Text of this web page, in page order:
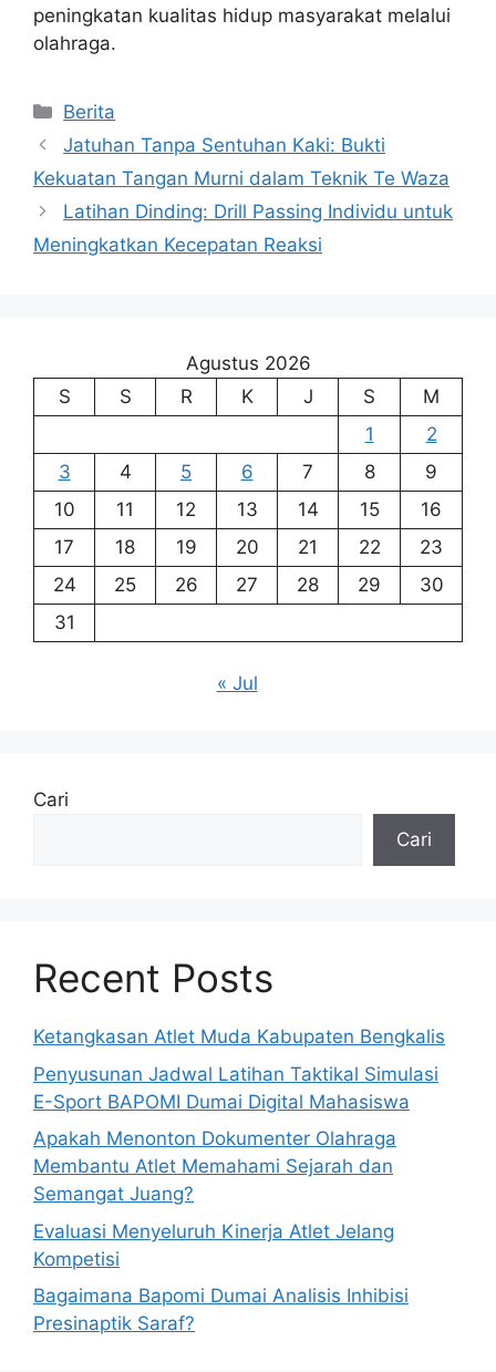
peningkatan kualitas hidup masyarakat melalui
olahraga.
Kategori
Berita
Jatuhan Tanpa Sentuhan Kaki: Bukti
Kekuatan Tangan Murni dalam Teknik Te Waza
Latihan Dinding: Drill Passing Individu untuk
Meningkatkan Kecepatan Reaksi
Agustus 2026
S
S R K J S
M
1
2
3
4 5 6 7 8
9
10
11 12 13 14 15
16
17
18 19 20 21 22
23
24
25 26 27 28 29
30
31
« Jul
Cari
Cari
Recent Posts
Ketangkasan Atlet Muda Kabupaten Bengkalis
Penyusunan Jadwal Latihan Taktikal Simulasi
E-Sport BAPOMI Dumai Digital Mahasiswa
Apakah Menonton Dokumenter Olahraga
Membantu Atlet Memahami Sejarah dan
Semangat Juang?
Evaluasi Menyeluruh Kinerja Atlet Jelang
Kompetisi
Bagaimana Bapomi Dumai Analisis Inhibisi
Presinaptik Saraf?